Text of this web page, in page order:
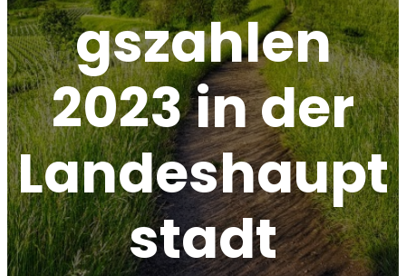
gszahlen
2023 in der
Landeshaupt
stadt